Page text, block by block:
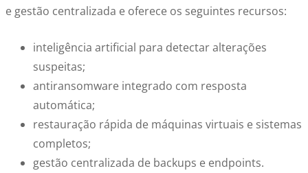
e gestão centralizada e oferece os seguintes recursos:
inteligência artificial para detectar alterações
suspeitas;
antiransomware integrado com resposta
automática;
restauração rápida de máquinas virtuais e sistemas
completos;
gestão centralizada de backups e endpoints.